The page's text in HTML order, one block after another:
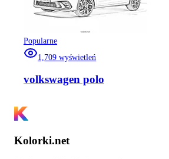
Popularne
1,709 wyświetleń
volkswagen polo
Kolorki.net